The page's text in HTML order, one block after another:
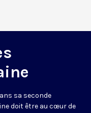
sa seconde
doit être au cœur de